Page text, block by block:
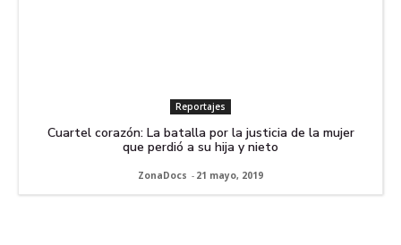
Reportajes
Cuartel corazón: La batalla por la justicia de la mujer
que perdió a su hija y nieto
ZonaDocs - 21 mayo, 2019